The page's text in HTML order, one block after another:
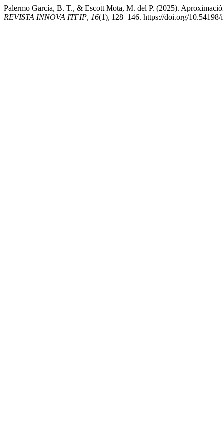
Palermo García, B. T., & Escott Mota, M. del P. (2025).
REVISTA INNOVA ITFIP, 16(1), 128–146. https://doi.org/10.54198/